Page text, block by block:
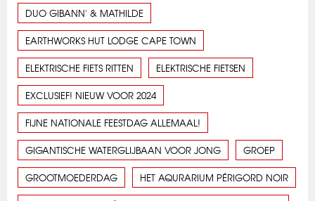
DUO GIBANN' & MATHILDE
EARTHWORKS HUT LODGE CAPE TOWN
ELEKTRISCHE FIETS RITTEN ELEKTRISCHE FIETSEN
EXCLUSIEF! NIEUW VOOR 2024
FIJNE NATIONALE FEESTDAG ALLEMAAL!
GIGANTISCHE WATERGLIJBAAN VOOR JONG GROEP
GROOTMOEDERDAG HET AQURARIUM PÉRIGORD NOIR